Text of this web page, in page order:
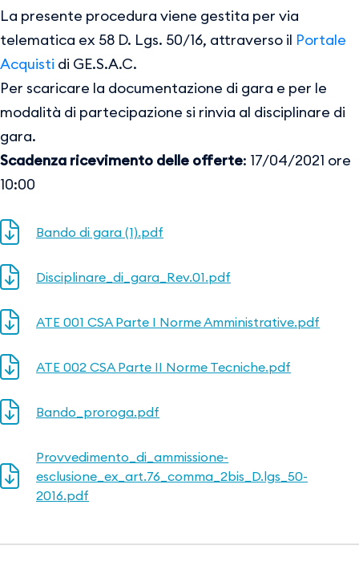
La presente procedura viene gestita per via
telematica ex 58 D. Lgs. 50/16, attraverso il Portale
Acquisti di GE.S.A.C.
Per scaricare la documentazione di gara e per le
modalità di partecipazione si rinvia al disciplinare di
gara.
Scadenza ricevimento delle offerte: 17/04/2021 ore
10:00
Bando di gara (1).pdf
Disciplinare_di_gara_Rev.01.pdf
ATE 001 CSA Parte I Norme Amministrative.pdf
ATE 002 CSA Parte II Norme Tecniche.pdf
Bando_proroga.pdf
Provvedimento_di_ammissione-
esclusione_ex_art.76_comma_2bis_D.lgs_50-
2016.pdf